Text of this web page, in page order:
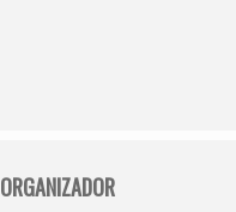
ORGANIZADOR